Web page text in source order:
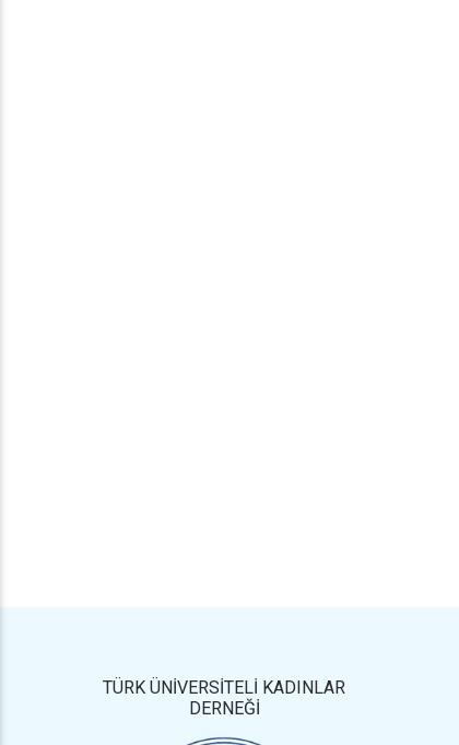
TÜRK ÜNİVERSİTELİ KADINLAR
DERNEĞİ